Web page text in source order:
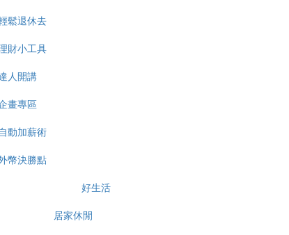
鬆退休去
財小工具
人開講
畫專區
動加薪術
幣決勝點
好生活
居家休閒